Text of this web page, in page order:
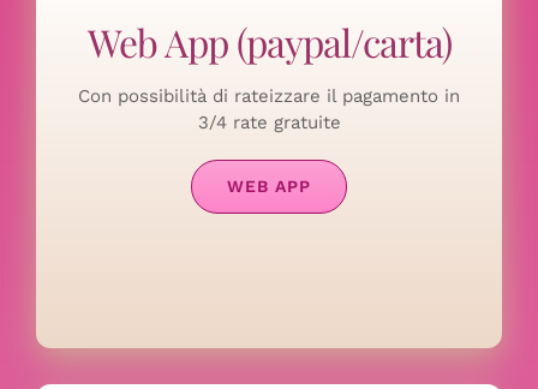
Web App (paypal/carta)
Con possibilità di rateizzare il pagamento in
3/4 rate gratuite
WEB APP